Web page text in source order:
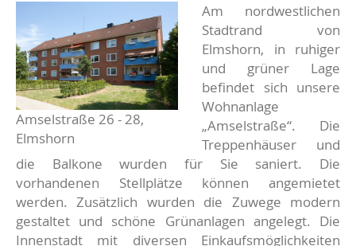
Amselstraße 26 - 28,
Elmshorn
Am nordwestlichen
Stadtrand von
Elmshorn, in ruhiger
und grüner Lage
befindet sich unsere
Wohnanlage
„Amselstraße“. Die
Treppenhäuser und
die Balkone wurden für Sie saniert. Die
vorhandenen Stellplätze können angemietet
werden. Zusätzlich wurden die Zuwege modern
gestaltet und schöne Grünanlagen angelegt. Die
Innenstadt mit diversen Einkaufsmöglichkeiten